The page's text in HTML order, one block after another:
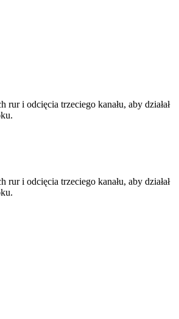
i odcięcia trzeciego kanału, aby działał
i odcięcia trzeciego kanału, aby działał